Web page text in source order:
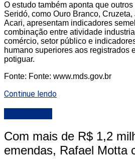
O estudo também aponta que
Seridó, como Ouro Branco,
Acari, apresentam indicadores
combinação entre atividade
comércio, setor público e
humano superiores aos registrados
potiguar.
Fonte: Fonte: www.mds.gov.br
Continue lendo
Com mais de R$ 1,2
emendas, Rafael Motta